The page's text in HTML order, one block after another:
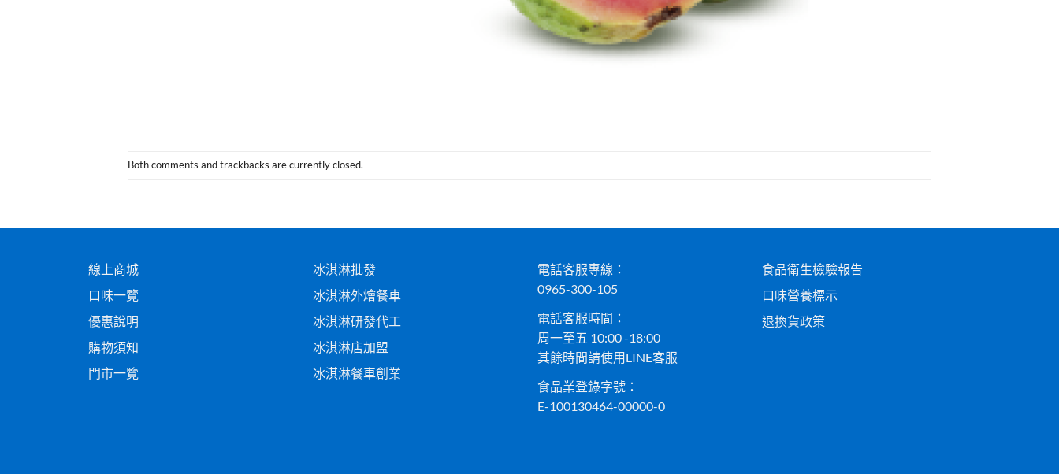
Both comments and trackbacks are currently closed.
線上商城
口味一覽
優惠說明
購物須知
門市一覽
冰淇淋批發
冰淇淋外燴餐車
冰淇淋研發代工
冰淇淋店加盟
冰淇淋餐車創業
電話客服專線：
0965-300-105
電話客服時間：
周一至五 10:00 -18:00
其餘時間請使用LINE客服
食品業登錄字號：
E-100130464-00000-0
食品衛生檢驗報告
口味營養標示
退換貨政策